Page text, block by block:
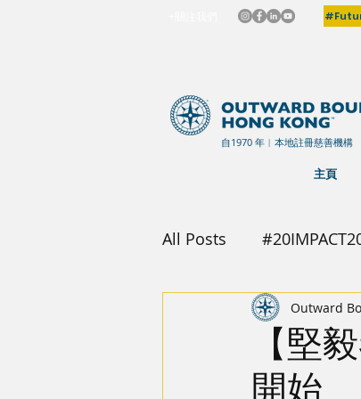
自1970 年︳本地註冊慈善機構
主頁
All Posts
【堅
開始
Outward